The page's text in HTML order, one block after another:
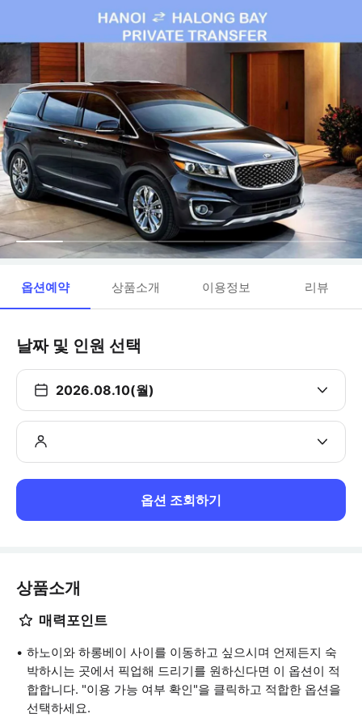
옵션예약 상품소개 이용정보 리뷰
날짜 및 인원 선택
2026.08.10(월)
옵션 조회하기
상품소개
매력포인트
하노이와 하롱베이 사이를 이동하고 싶으시며 언제든지 숙
박하시는 곳에서 픽업해 드리기를 원하신다면 이 옵션이 적
합합니다. "이용 가능 여부 확인"을 클릭하고 적합한 옵션을
선택하세요.